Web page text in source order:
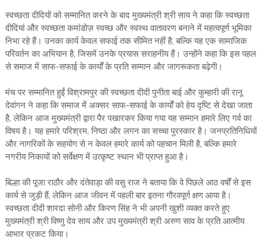
स्वच्छता दीदियों को सम्मानित करने के बाद मुख्यमंत्री श्री साय ने कहा कि स्वच्छता
दीदियां और स्वच्छता कमांडोज़ स्वच्छ और स्वस्थ वातावरण बनाने में महत्वपूर्ण भूमिका
निभा रहे हैं। उनका कार्य केवल सफाई तक सीमित नहीं है, बल्कि यह एक सामाजिक
परिवर्तन का अभियान है, जिसमें उनके प्रयास सराहनीय हैं। उन्होंने कहा कि इस पहल
से समाज में साफ-सफाई के कार्यों के प्रति सम्मान और जागरूकता बढ़ेगी।
मंच पर सम्मानित हुईं विश्रामपुर की स्वच्छता दीदी पुनीता बाई और कुम्हारी की रानू
देवांगन ने कहा कि समाज में अक्सर साफ-सफाई के कार्यों को हेय दृष्टि से देखा जाता
है, लेकिन आज मुख्यमंत्री द्वारा पैर पखारकर किया गया यह सम्मान हमारे लिए गर्व का
विषय है। यह हमारे परिश्रम, निष्ठा और लगन का सच्चा पुरस्कार है। जनप्रतिनिधियों
और नागरिकों के सहयोग से न केवल हमारे कार्य को पहचान मिली है, बल्कि हमारे
नगरीय निकायों को सर्वेक्षण में उत्कृष्ट स्थान भी प्राप्त हुआ है।
बिल्हा की पूजा राठौर और दंतेवाड़ा की वसु राज ने बताया कि वे पिछले आठ वर्षों से इस
कार्य से जुड़ी हैं, लेकिन आज जीवन में पहली बार इतना गौरवपूर्ण क्षण आया है।
स्वच्छता दीदी शारदा सोनी और किरण सिंह ने भी अपनी खुशी व्यक्त करते हुए
मुख्यमंत्री श्री विष्णु देव साय और उप मुख्यमंत्री श्री अरुण साव के प्रति आत्मीय
आभार प्रकट किया।